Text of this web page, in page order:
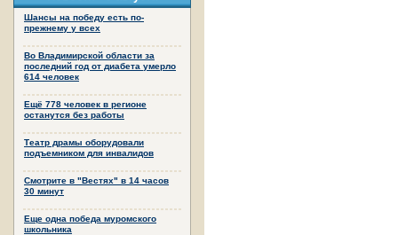
Шансы на победу есть по-
прежнему у всех
Во Владимирской области за
последний год от диабета умерло
614 человек
Ещё 778 человек в регионе
останутся без работы
Театр драмы оборудовали
подъемником для инвалидов
Смотрите в "Вестях" в 14 часов
30 минут
Еще одна победа муромского
школьника